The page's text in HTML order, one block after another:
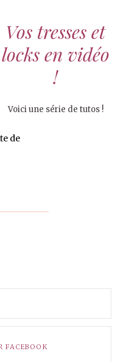
Vos tresses et
locks en vidéo
!
Voici une série de tutos !
de
FACEBOOK